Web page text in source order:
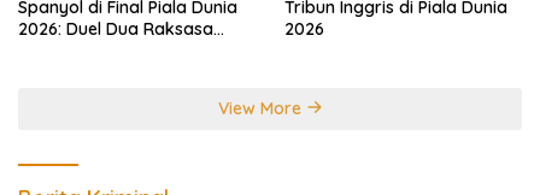
Spanyol di Final Piala Dunia
2026: Duel Dua Raksasa
Tribun Inggris di Piala Dunia
2026
View More